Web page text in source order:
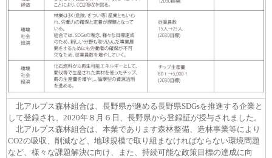
北アルプス森林組合は、長野県が進める長野県SDGsを推進する企業と
して登録され、2020年８月６日、長野県から登録証が授与されました。
北アルプス森林組合は、本業であります森林整備、造林事業等により
CO2の吸収、削減など、地球規模で取り組まなければならない環境問題
など、様々な課題解決に向け、また、持続可能な政策目標の達成に向